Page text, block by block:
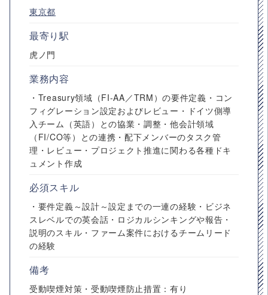
東京都
最寄り駅
虎ノ門
業務内容
・Treasury領域（FI-AA／TRM）の要件定義・コン
フィグレーション設定およびレビュー・ドイツ側導
入チーム（英語）との協業・調整・他会計領域
（FI/CO等）との連携・配下メンバーのタスク管
理・レビュー・プロジェクト推進に関わる各種ドキ
ュメント作成
必須スキル
・要件定義～設計～設定までの一連の経験・ビジネ
スレベルでの英会話・ロジカルシンキングや報告・
説明のスキル・ファーム案件におけるチームリード
の経験
備考
受動喫煙対策・受動喫煙防止措置：有り